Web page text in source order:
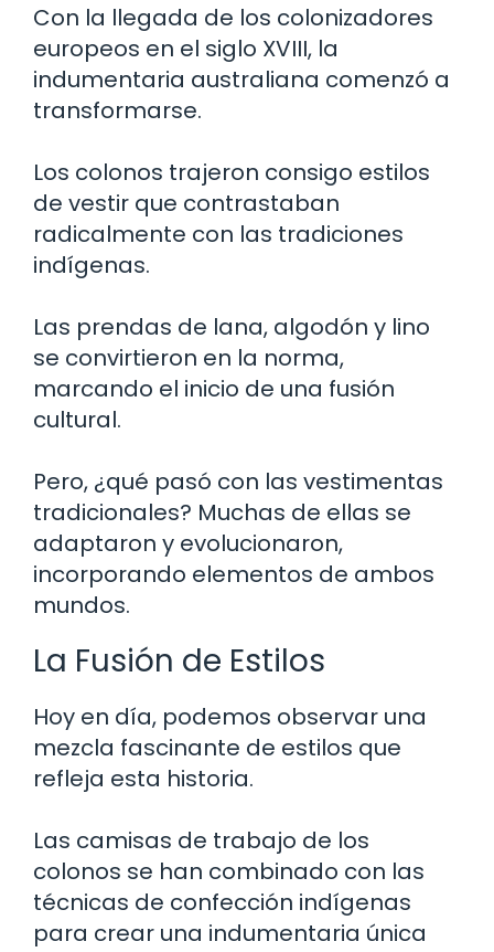
Con la llegada de los colonizadores
europeos en el siglo XVIII, la
indumentaria australiana comenzó a
transformarse.
Los colonos trajeron consigo estilos
de vestir que contrastaban
radicalmente con las tradiciones
indígenas.
Las prendas de lana, algodón y lino
se convirtieron en la norma,
marcando el inicio de una fusión
cultural.
Pero, ¿qué pasó con las vestimentas
tradicionales? Muchas de ellas se
adaptaron y evolucionaron,
incorporando elementos de ambos
mundos.
La Fusión de Estilos
Hoy en día, podemos observar una
mezcla fascinante de estilos que
refleja esta historia.
Las camisas de trabajo de los
colonos se han combinado con las
técnicas de confección indígenas
para crear una indumentaria única